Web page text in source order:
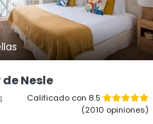
Nesle
Calificado con 8.5
(2010 opiniones)